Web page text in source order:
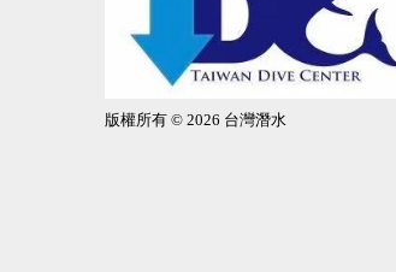
版權所有 © 2026 台灣潛水